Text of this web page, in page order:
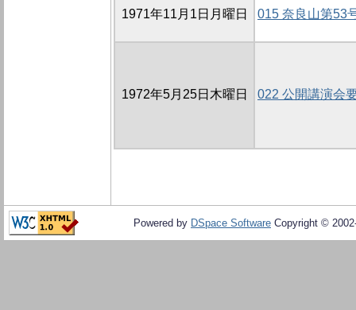
1971年11月1日月曜日 015 奈良山第53
1972年5月25日木曜日 022 公開講演会
Powered by DSpace Software Copyright ©